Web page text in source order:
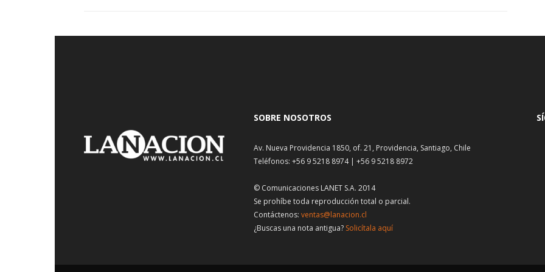
SOBRE NOSOTROS
Av. Nueva Providencia 1850, of. 21, Providencia, Santiago, Chile
Teléfonos: +56 9 5218 8974 | +56 9 5218 8972
© Comunicaciones LANET S.A. 2014
Se prohíbe toda reproducción total o parcial.
Contáctenos: ventas@lanacion.cl
¿Buscas una nota antigua? Solicítala aquí